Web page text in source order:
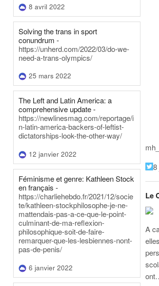
8 avril 2022
Solving the trans in sport
conundrum -
https://unherd.com/2022/03/do-we-
need-a-trans-olympics/
25 mars 2022
The Left and Latin America: a
comprehensive update -
https://newlinesmag.com/reportage/i
n-latin-america-backers-of-leftist-
dictatorships-look-the-other-way/
12 janvier 2022
Féminisme et genre: Kathleen Stock
en français -
https://charliehebdo.fr/2021/12/socie
te/kathleen-stockphilosophe-je-ne-
mattendais-pas-a-ce-que-le-point-
culminant-de-ma-reflexion-
philosophique-soit-de-faire-
remarquer-que-les-lesbiennes-nont-
pas-de-penis/
6 janvier 2022
8
Le
A